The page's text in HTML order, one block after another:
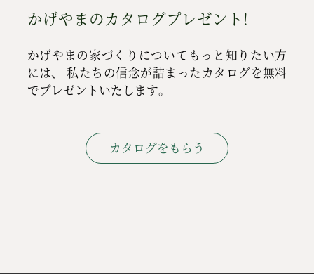
かげやまのカタログプレゼント!
かげやまの家づくりについてもっと知りたい方
には、
私たちの信念が詰まったカタログを無料
でプレゼントいたします。
カタログをもらう